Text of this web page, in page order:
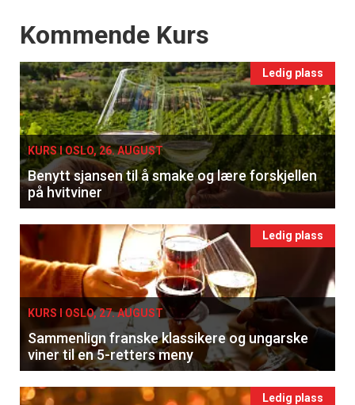
Events
Kommende Kurs
Ledig plass
KURS I OSLO, 26. AUGUST
Benytt sjansen til å smake og lære forskjellen
på hvitviner
Ledig plass
KURS I OSLO, 27. AUGUST
Sammenlign franske klassikere og ungarske
viner til en 5-retters meny
Ledig plass